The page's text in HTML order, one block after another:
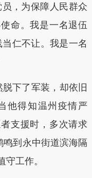
，为保障人民群众
命。我是一名退伍
当仁不让。我是一名
下了军装，却依旧
他得知温州疫情严
支援时，多次请求
鸣到永中街道滨海隔
工作。